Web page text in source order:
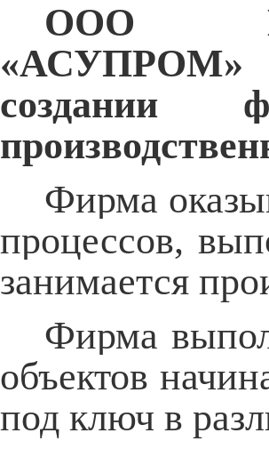
ООО
«АСУПРОМ»
создании
Фирма
процессов,
занимается
Фирма
объектов
под ключ в